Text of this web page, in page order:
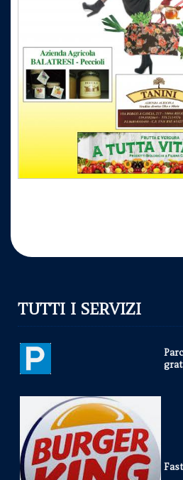
TUTTI I SERVIZI